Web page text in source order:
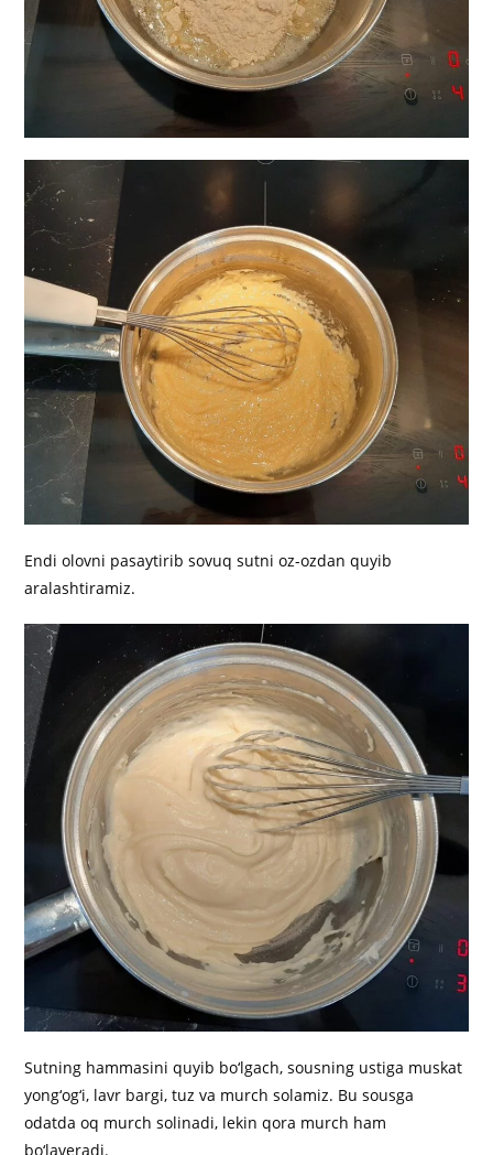
Endi olovni pasaytirib sovuq sutni oz-ozdan quyib
aralashtiramiz.
Sutning hammasini quyib bo‘lgach, sousning ustiga muskat
yong‘og‘i, lavr bargi, tuz va murch solamiz. Bu sousga
odatda oq murch solinadi, lekin qora murch ham
bo‘laveradi.